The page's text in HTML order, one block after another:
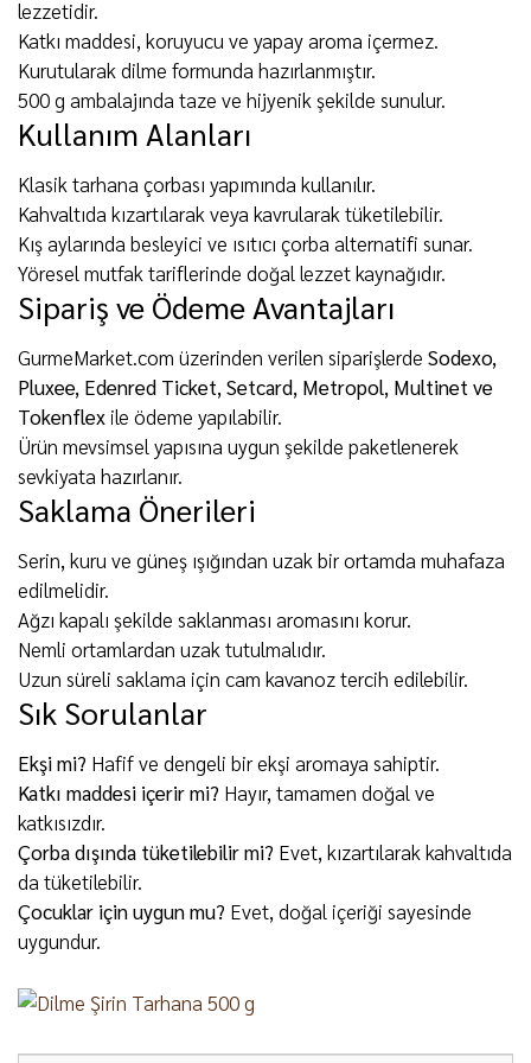
lezzetidir.
Katkı maddesi, koruyucu ve yapay aroma içermez.
Kurutularak dilme formunda hazırlanmıştır.
500 g ambalajında taze ve hijyenik şekilde sunulur.
Kullanım Alanları
Klasik tarhana çorbası yapımında kullanılır.
Kahvaltıda kızartılarak veya kavrularak tüketilebilir.
Kış aylarında besleyici ve ısıtıcı çorba alternatifi sunar.
Yöresel mutfak tariflerinde doğal lezzet kaynağıdır.
Sipariş ve Ödeme Avantajları
GurmeMarket.com üzerinden verilen siparişlerde Sodexo,
Pluxee, Edenred Ticket, Setcard, Metropol, Multinet ve
Tokenflex ile ödeme yapılabilir.
Ürün mevsimsel yapısına uygun şekilde paketlenerek
sevkiyata hazırlanır.
Saklama Önerileri
Serin, kuru ve güneş ışığından uzak bir ortamda muhafaza
edilmelidir.
Ağzı kapalı şekilde saklanması aromasını korur.
Nemli ortamlardan uzak tutulmalıdır.
Uzun süreli saklama için cam kavanoz tercih edilebilir.
Sık Sorulanlar
Ekşi mi? Hafif ve dengeli bir ekşi aromaya sahiptir.
Katkı maddesi içerir mi? Hayır, tamamen doğal ve
katkısızdır.
Çorba dışında tüketilebilir mi? Evet, kızartılarak kahvaltıda
da tüketilebilir.
Çocuklar için uygun mu? Evet, doğal içeriği sayesinde
uygundur.